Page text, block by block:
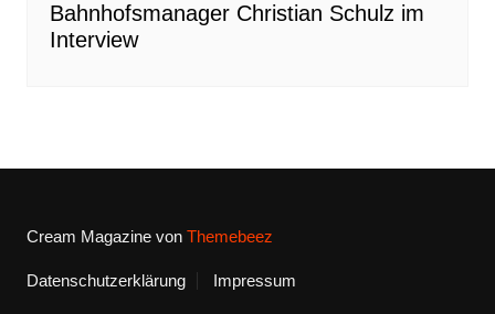
Bahnhofsmanager Christian Schulz im
Interview
Cream Magazine von Themebeez
Datenschutzerklärung Impressum